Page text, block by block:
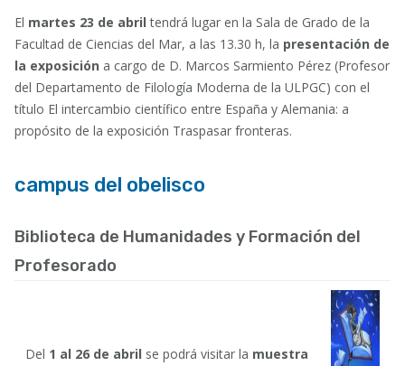
El martes 23 de abril tendrá lugar en la Sala de Grado de la
Facultad de Ciencias del Mar, a las 13.30 h, la presentación de
la exposición a cargo de D. Marcos Sarmiento Pérez (Profesor
del Departamento de Filología Moderna de la ULPGC) con el
título El intercambio científico entre España y Alemania: a
propósito de la exposición Traspasar fronteras.
campus del obelisco
Biblioteca de Humanidades y Formación del
Profesorado
Del 1 al 26 de abril se podrá visitar la muestra